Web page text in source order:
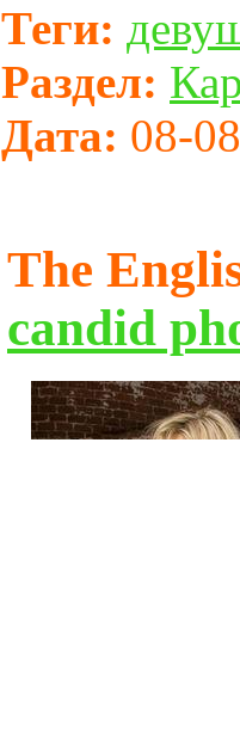
Теги:
Раздел:
Дата: 08-
The
candid